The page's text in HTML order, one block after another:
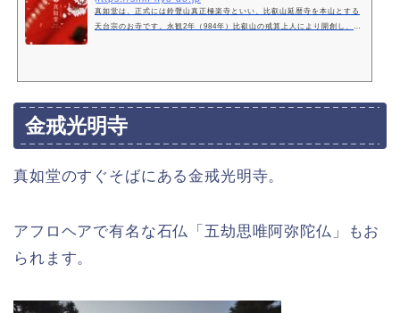
真如堂は、正式には鈴聲山真正極楽寺といい、比叡山延暦寺を本山とする
天台宗のお寺です。永観2年（984年）比叡山の戒算上人により開創し、元
金戒光明寺
真如堂のすぐそばにある金戒光明寺。
アフロヘアで有名な石仏「五劫思唯阿弥陀仏」もお
られます。